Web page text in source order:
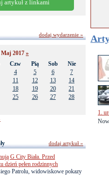
1.
artykuł z linkami
Maj 2017 »
Czw Pią Sob
Nie
4 5 6
7
11 12 13
14
18 19 20
21
25 26 27
28
dodaj wydarzenie »
G City Biała. Przed
dzień pełen rodzinnych
Patrolu, widowiskowe pokazy
dodaj artykuł »